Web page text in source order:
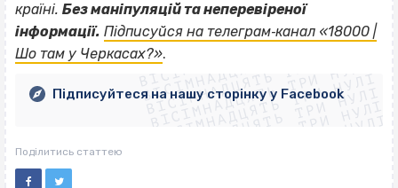
країні. Без маніпуляцій та неперевіреної
інформації. Підписуйся на телеграм‐канал «18000 |
Шо там у Черкасах?».
ВІСІМНАДЦЯТЬ ТРИ НУЛІ
ВІСІМНАДЦЯТЬ ТРИ НУЛІ
ВІСІМНАДЦЯТЬ ТРИ НУЛІ
ВІСІМНАДЦЯТЬ ТРИ НУЛІ
ВІСІМНАДЦЯТЬ ТРИ НУЛІ
ВІСІМНАДЦЯТЬ ТРИ НУЛІ
ВІСІМНАДЦЯТЬ ТРИ НУЛІ
ВІСІМНАДЦЯТЬ ТРИ НУЛІ
Підписуйтеся на нашу сторінку у Facebook
Поділитись статтею